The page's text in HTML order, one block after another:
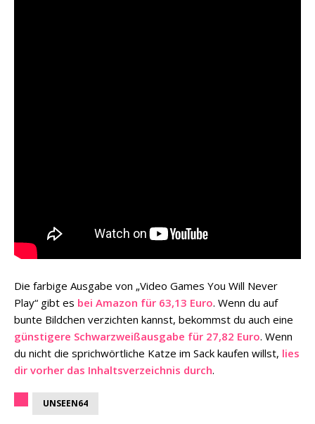
Die farbige Ausgabe von „Video Games You Will Never
Play“ gibt es bei Amazon für 63,13 Euro. Wenn du auf
bunte Bildchen verzichten kannst, bekommst du auch eine
günstigere Schwarzweißausgabe für 27,82 Euro. Wenn
du nicht die sprichwörtliche Katze im Sack kaufen willst, lies
dir vorher das Inhaltsverzeichnis durch.
UNSEEN64